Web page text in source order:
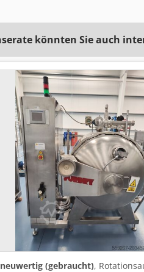
könnten Sie auch
neuwertig (gebraucht),